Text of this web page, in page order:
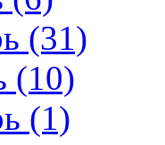
(31)
(10)
(1)